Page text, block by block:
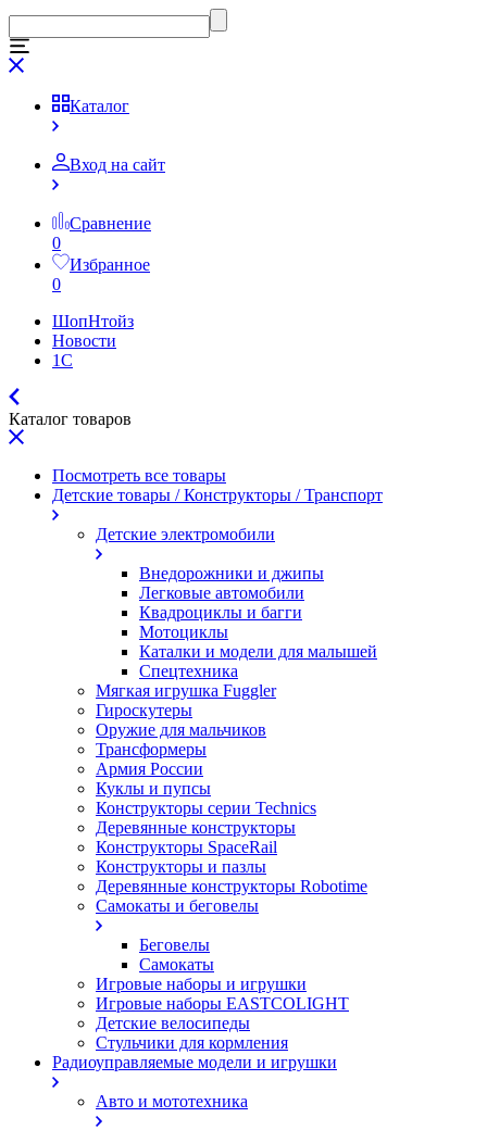
Каталог
Вход на сайт
Сравнение
0
Избранное
0
ШопНтойз
Новости
1C
Каталог товаров
Посмотреть все товары
Детские товары / Конструкторы / Транспорт
Детские электромобили
Внедорожники и джипы
Легковые автомобили
Квадроциклы и багги
Мотоциклы
Каталки и модели для малышей
Спецтехника
Мягкая игрушка Fuggler
Гироскутеры
Оружие для мальчиков
Трансформеры
Армия России
Куклы и пупсы
Конструкторы серии Technics
Деревянные конструкторы
Конструкторы SpaceRail
Конструкторы и пазлы
Деревянные конструкторы Robotime
Самокаты и беговелы
Беговелы
Самокаты
Игровые наборы и игрушки
Игровые наборы EASTCOLIGHT
Детские велосипеды
Стульчики для кормления
Радиоуправляемые модели и игрушки
Авто и мототехника